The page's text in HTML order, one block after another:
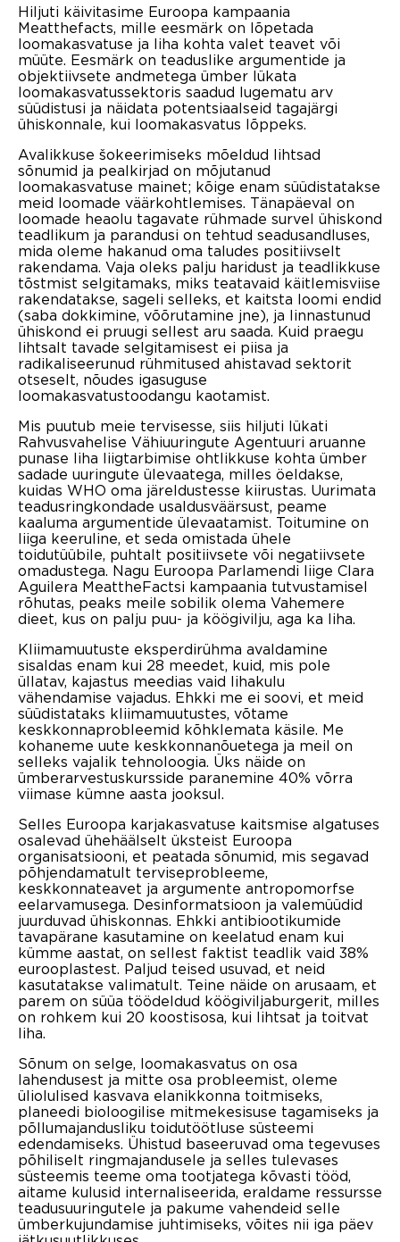
Hiljuti käivitasime Euroopa kampaania
Meatthefacts, mille eesmärk on lõpetada
loomakasvatuse ja liha kohta valet teavet või
müüte. Eesmärk on teaduslike argumentide ja
objektiivsete andmetega ümber lükata
loomakasvatussektoris saadud lugematu arv
süüdistusi ja näidata potentsiaalseid tagajärgi
ühiskonnale, kui loomakasvatus lõppeks.
Avalikkuse šokeerimiseks mõeldud lihtsad
sõnumid ja pealkirjad on mõjutanud
loomakasvatuse mainet; kõige enam süüdistatakse
meid loomade väärkohtlemises. Tänapäeval on
loomade heaolu tagavate rühmade survel ühiskond
teadlikum ja parandusi on tehtud seadusandluses,
mida oleme hakanud oma taludes positiivselt
rakendama. Vaja oleks palju haridust ja teadlikkuse
tõstmist selgitamaks, miks teatavaid käitlemisviise
rakendatakse, sageli selleks, et kaitsta loomi endid
(saba dokkimine, võõrutamine jne), ja linnastunud
ühiskond ei pruugi sellest aru saada. Kuid praegu
lihtsalt tavade selgitamisest ei piisa ja
radikaliseerunud rühmitused ahistavad sektorit
otseselt, nõudes igasuguse
loomakasvatustoodangu kaotamist.
Mis puutub meie tervisesse, siis hiljuti lükati
Rahvusvahelise Vähiuuringute Agentuuri aruanne
punase liha liigtarbimise ohtlikkuse kohta ümber
sadade uuringute ülevaatega, milles öeldakse,
kuidas WHO oma järeldustesse kiirustas. Uurimata
teadusringkondade usaldusväärsust, peame
kaaluma argumentide ülevaatamist. Toitumine on
liiga keeruline, et seda omistada ühele
toidutüübile, puhtalt positiivsete või negatiivsete
omadustega. Nagu Euroopa Parlamendi liige Clara
Aguilera MeattheFactsi kampaania tutvustamisel
rõhutas, peaks meile sobilik olema Vahemere
dieet, kus on palju puu- ja köögivilju, aga ka liha.
Kliimamuutuste eksperdirühma avaldamine
sisaldas enam kui 28 meedet, kuid, mis pole
üllatav, kajastus meedias vaid lihakulu
vähendamise vajadus. Ehkki me ei soovi, et meid
süüdistataks kliimamuutustes, võtame
keskkonnaprobleemid kõhklemata käsile. Me
kohaneme uute keskkonnanõuetega ja meil on
selleks vajalik tehnoloogia. Üks näide on
ümberarvestuskursside paranemine 40% võrra
viimase kümne aasta jooksul.
Selles Euroopa karjakasvatuse kaitsmise algatuses
osalevad ühehäälselt üksteist Euroopa
organisatsiooni, et peatada sõnumid, mis segavad
põhjendamatult terviseprobleeme,
keskkonnateavet ja argumente antropomorfse
eelarvamusega. Desinformatsioon ja valemüüdid
juurduvad ühiskonnas. Ehkki antibiootikumide
tavapärane kasutamine on keelatud enam kui
kümme aastat, on sellest faktist teadlik vaid 38%
eurooplastest. Paljud teised usuvad, et neid
kasutatakse valimatult. Teine näide on arusaam, et
parem on süüa töödeldud köögiviljaburgerit, milles
on rohkem kui 20 koostisosa, kui lihtsat ja toitvat
liha.
Sõnum on selge, loomakasvatus on osa
lahendusest ja mitte osa probleemist, oleme
üliolulised kasvava elanikkonna toitmiseks,
planeedi bioloogilise mitmekesisuse tagamiseks ja
põllumajandusliku toidutöötluse süsteemi
edendamiseks. Ühistud baseeruvad oma tegevuses
põhiliselt ringmajandusele ja selles tulevases
süsteemis teeme oma tootjatega kõvasti tööd,
aitame kulusid internaliseerida, eraldame ressursse
teadusuuringutele ja pakume vahendeid selle
ümberkujundamise juhtimiseks, võites nii iga päev